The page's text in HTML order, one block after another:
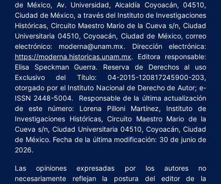
de México, Av. Universidad, Alcaldía Coyoacán, 04510,
Ciudad de México, a través del Instituto de Investigaciones
Históricas, Circuito Maestro Mario de la Cueva s/n, Ciudad
Universitaria 04510, Coyoacán, Ciudad de México, correo
electrónico: moderna@unam.mx. Dirección electrónica:
https://moderna.historicas.unam.mx. Editora responsable:
Elisa Speckman Guerra. Reserva de Derechos al uso
Exclusivo del Título: 04-2015-120817245900-203,
otorgado por el Instituto Nacional de Derecho de Autor; e-
ISSN 2448-5004. Responsable de la última actualización
de este número: Lorena Pilloni Martínez, Instituto de
Investigaciones Históricas, Circuito Maestro Mario de la
Cueva s/n, Ciudad Universitaria 04510, Coyoacán, Ciudad
de México. Fecha de la última modificación: 30 de junio de
2026.
Las opiniones expresadas por los autores no
necesariamente reflejan la postura del editor de la